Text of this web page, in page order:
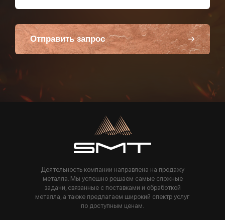
Отправить запрос
Пользуясь данной формой вы соглашаетесь с политикой компании
Деятельность компании направлена на продажу
металла. Мы успешно решаем самые сложные
задачи, связанные с поставками и обработкой
металла, а также предлагаем широкий спектр услуг
по доступным ценам.